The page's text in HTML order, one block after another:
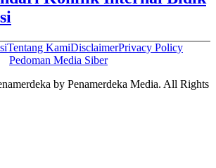
Tentang KamiDisclaimerPrivacy Policy
Pedoman Media Siber
by Penamerdeka Media. All Rights